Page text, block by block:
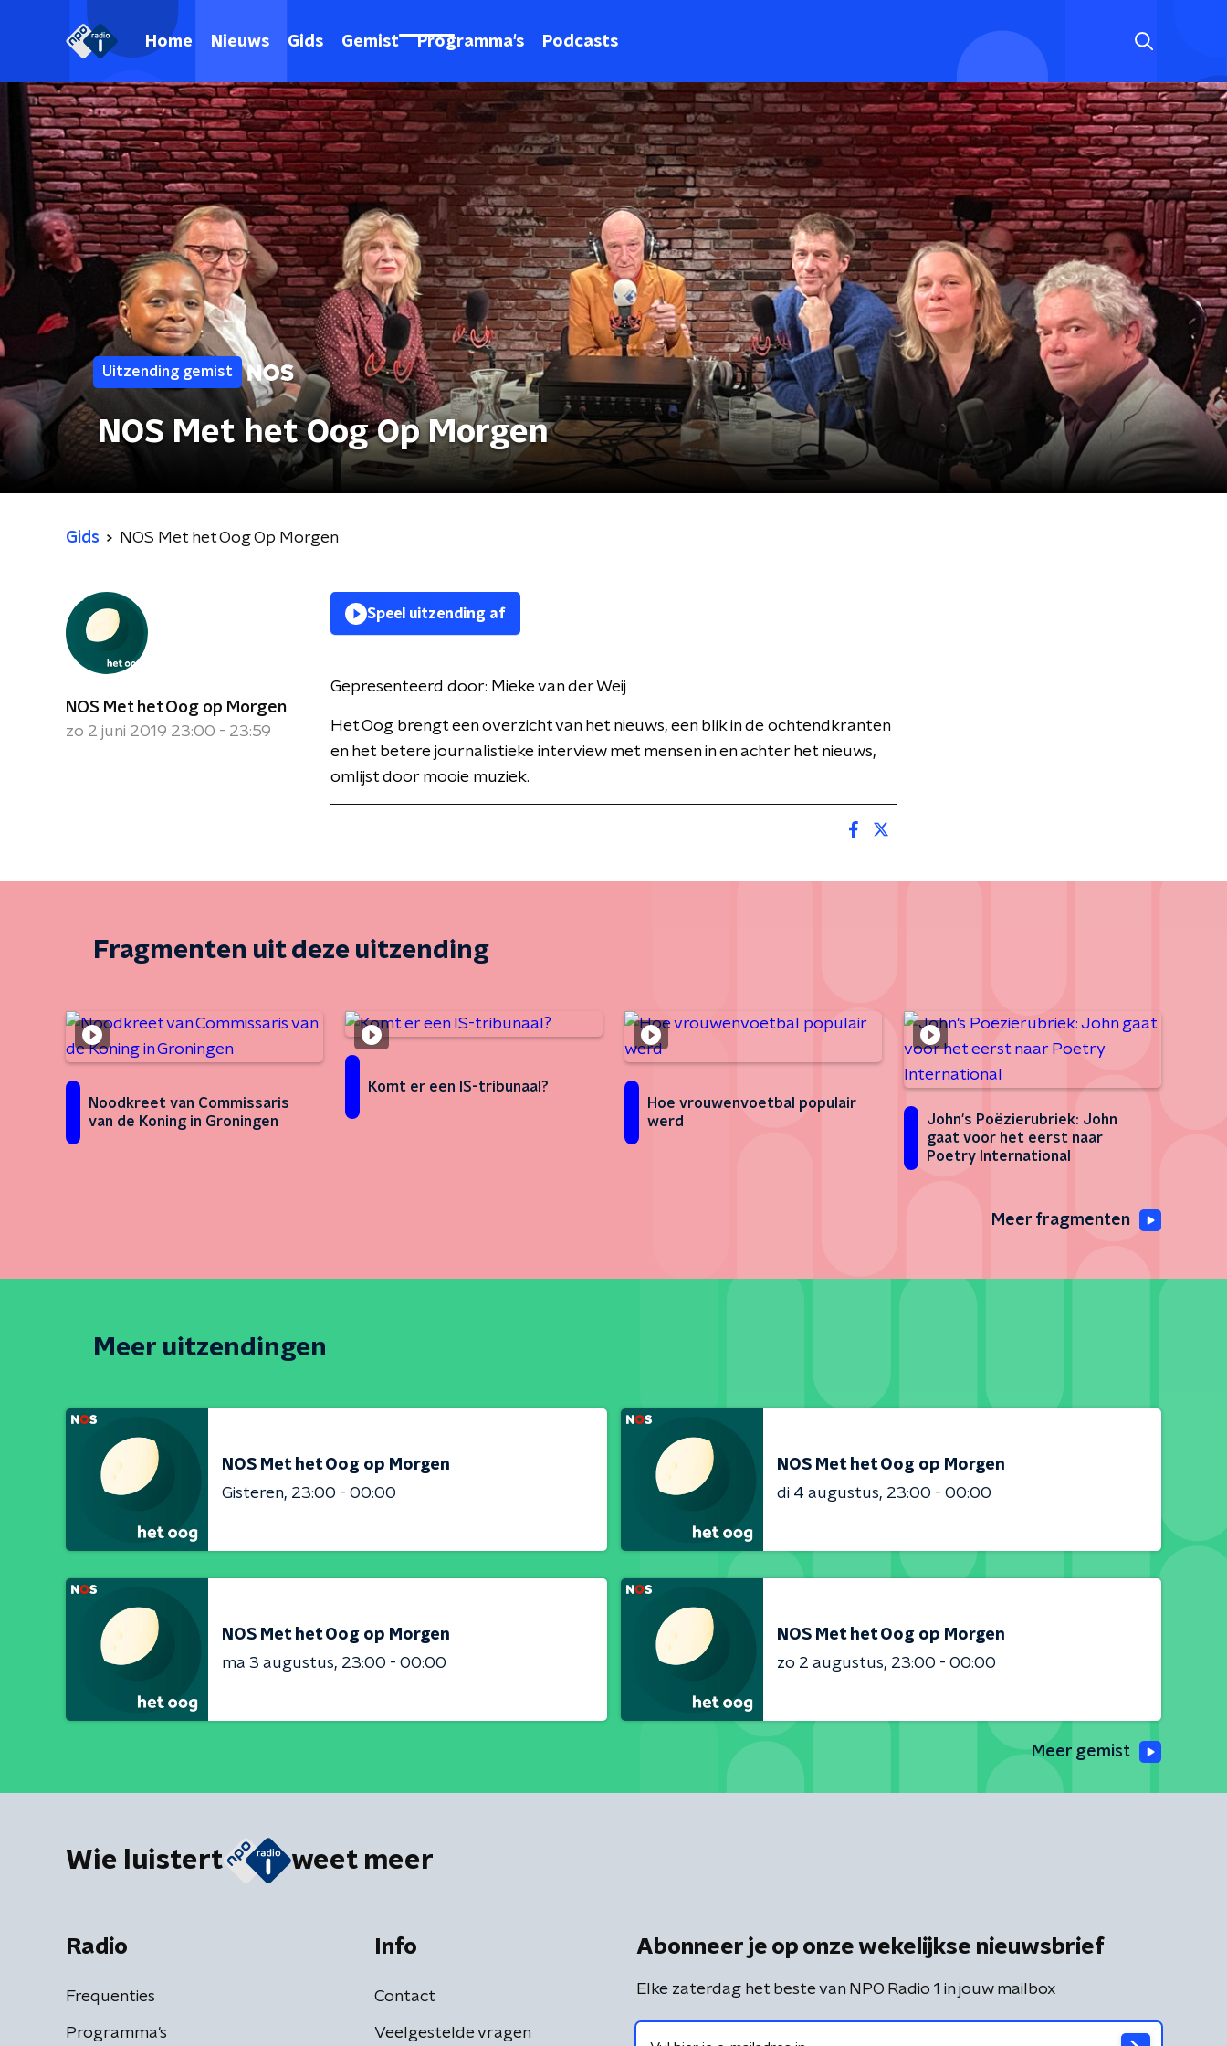
Home Nieuws Gids Gemist Programma's Podcasts
Uitzending gemist
NOS Met het Oog Op Morgen
Gids NOS Met het Oog Op Morgen
NOS Met het Oog op Morgen
zo 2 juni 2019 23:00 - 23:59
Speel uitzending af
Gepresenteerd door: Mieke van der Weij
Het Oog brengt een overzicht van het nieuws, een blik in de ochtendkranten
en het betere journalistieke interview met mensen in en achter het nieuws,
omlijst door mooie muziek.
Fragmenten uit deze uitzending
Noodkreet van Commissaris
van de Koning in Groningen
Komt er een IS-tribunaal?
Hoe vrouwenvoetbal populair
werd
John's Poëzierubriek: John
gaat voor het eerst naar
Poetry International
Meer fragmenten
Meer uitzendingen
NOS Met het Oog op Morgen
Gisteren 23:00 - 00:00
NOS Met het Oog op Morgen
di 4 augustus 23:00 - 00:00
NOS Met het Oog op Morgen
ma 3 augustus 23:00 - 00:00
NOS Met het Oog op Morgen
zo 2 augustus 23:00 - 00:00
Meer gemist
Wie luistert weet meer
Radio
Frequenties
Programma's
Info
Contact
Veelgestelde vragen
Abonneer je op onze wekelijkse nieuwsbrief
Elke zaterdag het beste van NPO Radio 1 in jouw mailbox